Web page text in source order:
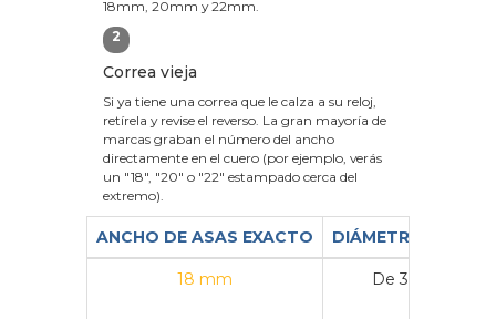
18mm, 20mm y 22mm.
2
Correa vieja
Si ya tiene una correa que le calza a su reloj,
retírela y revise el reverso. La gran mayoría de
marcas graban el número del ancho
directamente en el cuero (por ejemplo, verás
un "18", "20" o "22" estampado cerca del
extremo).
ANCHO DE ASAS EXACTO DIÁMETRO DE
18 mm De 36 mm a